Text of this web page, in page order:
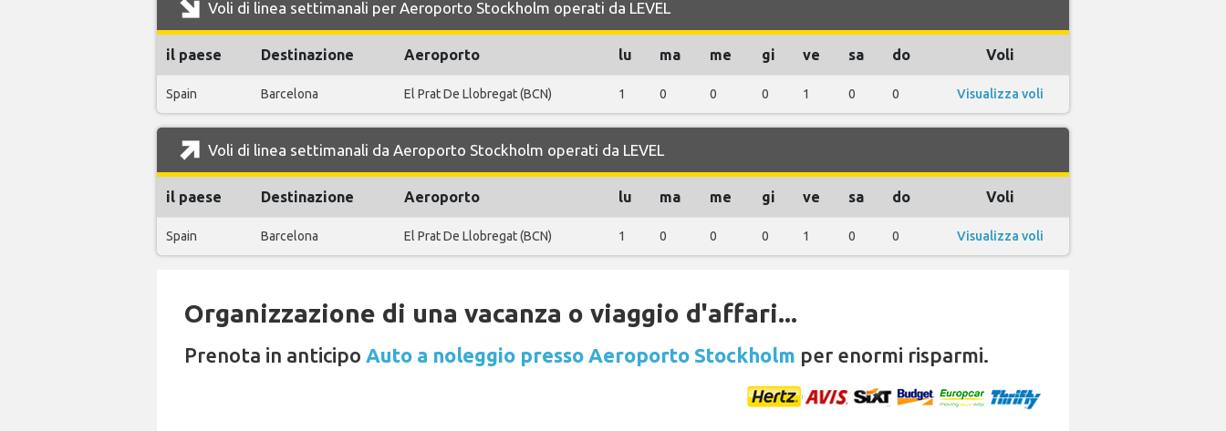
Voli di linea settimanali per Aeroporto Stockholm operati da LEVEL
il paese Destinazione Aeroporto lu ma me gi ve sa do Voli
Spain Barcelona El Prat De Llobregat (BCN) 1 0 0 0 1 0 0 Visualizza voli
Voli di linea settimanali da Aeroporto Stockholm operati da LEVEL
il paese Destinazione Aeroporto lu ma me gi ve sa do Voli
Spain Barcelona El Prat De Llobregat (BCN) 1 0 0 0 1 0 0 Visualizza voli
Organizzazione di una vacanza o viaggio d'affari...
Prenota in anticipo Auto a noleggio presso Aeroporto Stockholm per enormi risparmi.